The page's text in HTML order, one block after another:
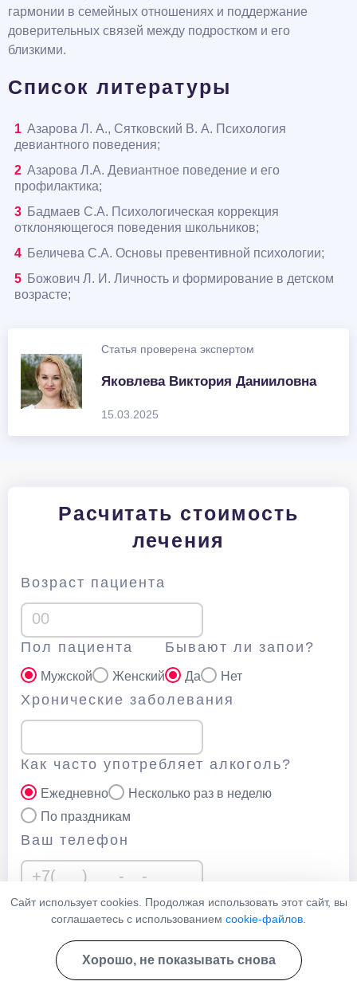
гармонии в семейных отношениях и поддержание
доверительных связей между подростком и его
близкими.
Список литературы
Азарова Л. А., Сятковский В. А. Психология
девиантного поведения;
Азарова Л.А. Девиантное поведение и его
профилактика;
Бадмаев С.А. Психологическая коррекция
отклоняющегося поведения школьников;
Беличева С.А. Основы превентивной психологии;
Божович Л. И. Личность и формирование в детском
возрасте;
Статья проверена экспертом
Яковлева Виктория Данииловна
15.03.2025
Расчитать стоимость
лечения
Возраст пациента
Пол пациента
Мужской Женский
Бывают ли запои?
Да Нет
Хронические заболевания
Как часто употребляет алкоголь?
Ежедневно
Несколько раз в неделю
По праздникам
Ваш телефон
Нажимая кнопку “Отправить” вы соглашаетесь сполитикой
Узнать стоимость
Сайт использует cookies. Продолжая использовать этот сайт, вы
соглашаетесь с использованием cookie-файлов
Хорошо, не показывать снова